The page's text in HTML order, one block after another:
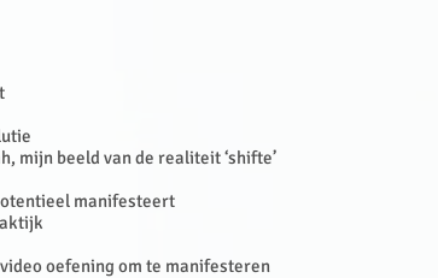
mijn beeld van de realiteit ‘shifte’
manifesteert
oefening om te manifesteren